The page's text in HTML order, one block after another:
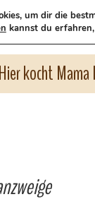
Hier kocht
um dir die
kannst du